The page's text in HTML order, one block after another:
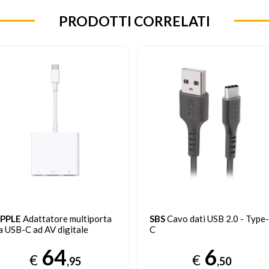
PRODOTTI CORRELATI
Cavo dati USB 2.0 - Type-
€ 6,50
SBSTECABLEMICROC15W
cavo USB USB 2.0 1,5 m USB A